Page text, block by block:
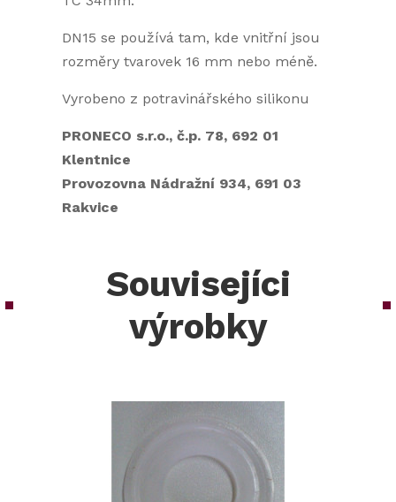
DN15 se používá tam, kde vnitřní jsou
rozměry tvarovek 16 mm nebo méně.
Vyrobeno z potravinářského silikonu
PRONECO s.r.o., č.p. 78, 692 01
Klentnice
Provozovna Nádražní 934, 691 03
Rakvice
Souvisejíci
výrobky